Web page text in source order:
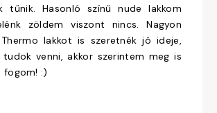
tűnik. Hasonló színű nude lakkom
zöldem viszont nincs. Nagyon
lakkot is szeretnék jó ideje,
venni, akkor szerintem meg is
fogom! :)